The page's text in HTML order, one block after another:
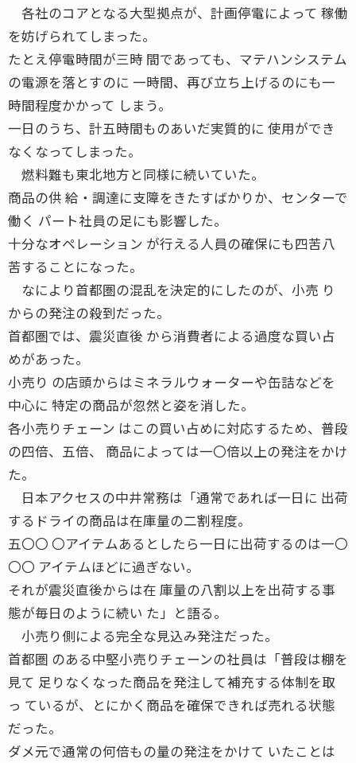
各社のコアとなる大型拠点が、計画停電によって 稼働
を妨げられてしまった。
たとえ停電時間が三時 間であっても、マテハンシステム
の電源を落とすのに 一時間、再び立ち上げるのにも一
時間程度かかって しまう。
一日のうち、計五時間ものあいだ実質的に 使用ができ
なくなってしまった。
燃料難も東北地方と同様に続いていた。
商品の供 給・調達に支障をきたすばかりか、センターで
働く パート社員の足にも影響した。
十分なオペレーション が行える人員の確保にも四苦八
苦することになった。
なにより首都圏の混乱を決定的にしたのが、小売 り
からの発注の殺到だった。
首都圏では、震災直後 から消費者による過度な買い占
めがあった。
小売り の店頭からはミネラルウォーターや缶詰などを
中心に 特定の商品が忽然と姿を消した。
各小売りチェーン はこの買い占めに対応するため、普段
の四倍、五倍、 商品によっては一〇倍以上の発注をかけ
た。
日本アクセスの中井常務は「通常であれば一日に 出荷
するドライの商品は在庫量の二割程度。
五〇〇 〇アイテムあるとしたら一日に出荷するのは一〇
〇〇 アイテムほどに過ぎない。
それが震災直後からは在 庫量の八割以上を出荷する事
態が毎日のように続い た」と語る。
小売り側による完全な見込み発注だった。
首都圏 のある中堅小売りチェーンの社員は「普段は棚を
見て 足りなくなった商品を発注して補充する体制を取
っ ているが、とにかく商品を確保できれば売れる状態
だった。
ダメ元で通常の何倍もの量の発注をかけて いたことは